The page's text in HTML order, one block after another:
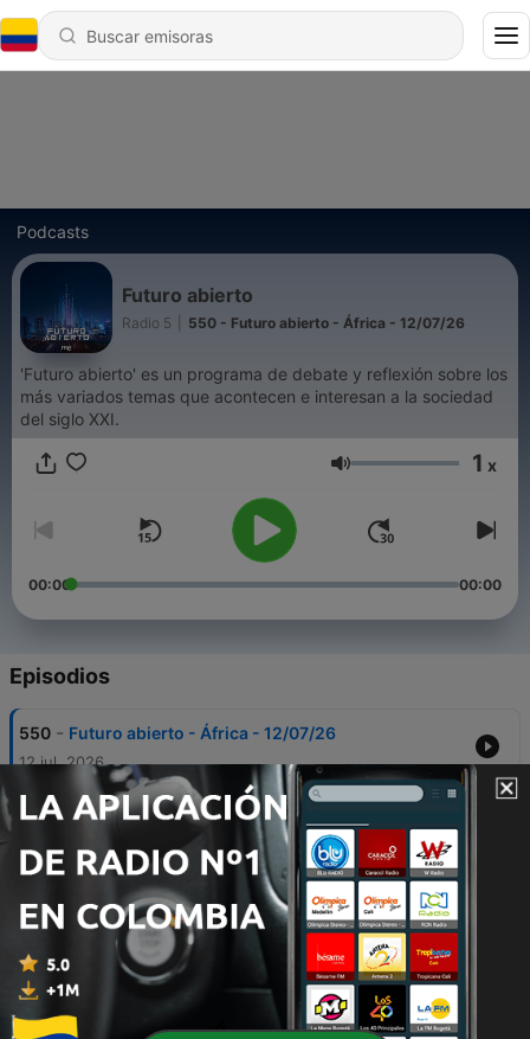
Podcasts
Futuro abierto
Radio 5 550 - Futuro abierto - África - 12/07/26
'Futuro abierto' es un programa de debate y reflexión sobre los
más variados temas que acontecen e interesan a la sociedad
del siglo XXI.
Volumen 1 x
00:00 00:00
Episodios
550 - Futuro abierto - África - 12/07/26
12 jul. 2026
549 - Futuro abierto - Gentrificación - 28/06/26
Futuro abierto - La nueva solidaridad y el micro
mecenazgo - 05/07/26
05 jul. 2026
547 - Futuro abierto - Economía circular - 21/06/26
21 jun. 2026